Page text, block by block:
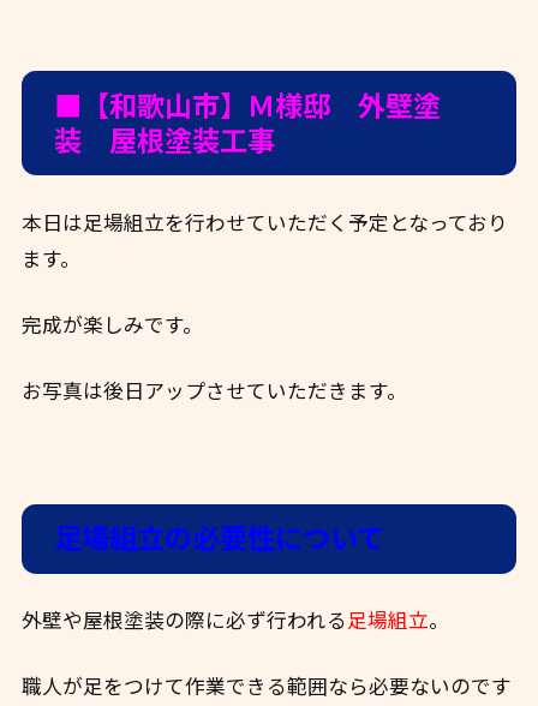
■【和歌山市】Ｍ様邸 外壁塗
装 屋根塗装工事
本日は足場組立を行わせていただく予定となっており
ます。
完成が楽しみです。
お写真は後日アップさせていただきます。
足場組立の必要性について
外壁や屋根塗装の際に必ず行われる足場組立。
職人が足をつけて作業できる範囲なら必要ないのです